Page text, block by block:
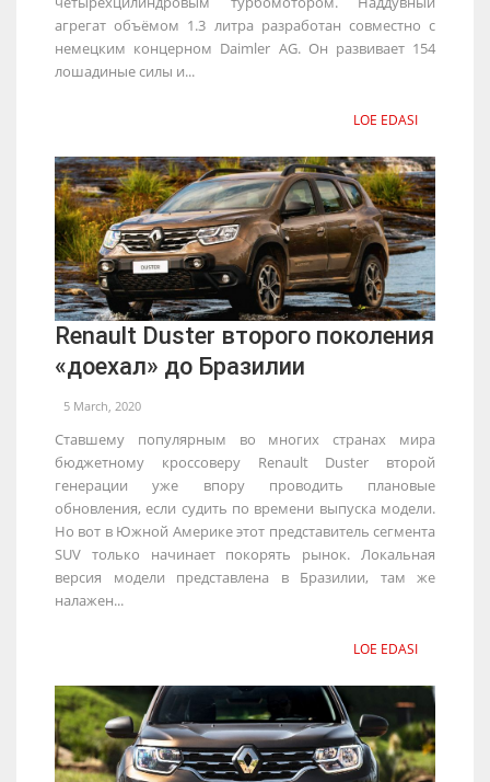
агрегат объёмом 1.3 литра разработан совместно с
немецким концерном Daimler AG. Он развивает 154
лошадиные силы и...
LOE EDASI
Renault Duster второго поколения
«доехал» до Бразилии
5 March, 2020
Ставшему популярным во многих странах мира
бюджетному кроссоверу Renault Duster второй
генерации уже впору проводить плановые
обновления, если судить по времени выпуска модели.
Но вот в Южной Америке этот представитель сегмента
SUV только начинает покорять рынок. Локальная
версия модели представлена в Бразилии, там же
налажен...
LOE EDASI